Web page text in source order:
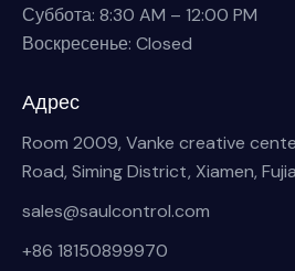
Суббота: 8:30 AM – 12:00 PM
Воскресенье: Closed
Адрес
Room 2009, Vanke creative
Road, Siming District, Xiamen,
sales@saulcontrol.com
+86 18150899970